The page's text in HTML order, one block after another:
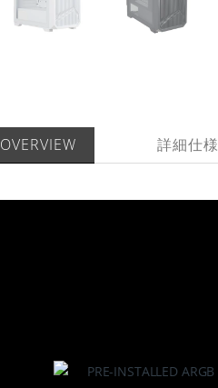
OVERVIEW 詳細仕様